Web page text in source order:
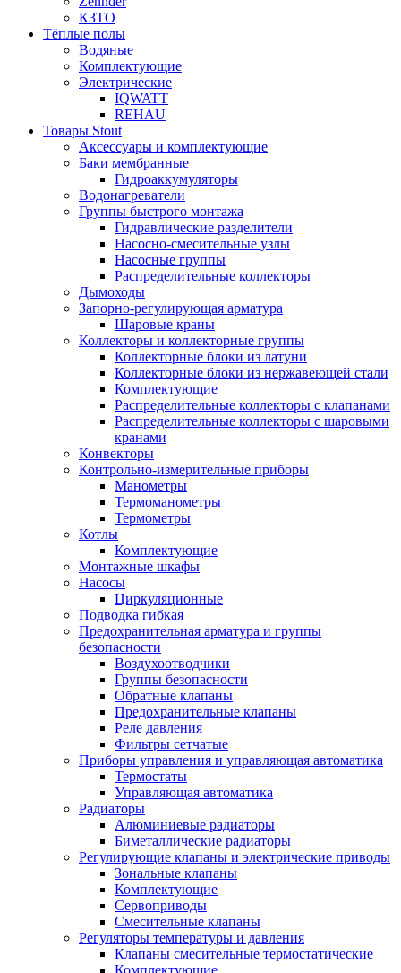
КЗТО
Тёплые полы
Водяные
Комплектующие
Электрические
IQWATT
REHAU
Товары Stout
Аксессуары и комплектующие
Баки мембранные
Гидроаккумуляторы
Водонагреватели
Группы быстрого монтажа
Гидравлические разделители
Насосно-смесительные узлы
Насосные группы
Распределительные коллекторы
Дымоходы
Запорно-регулирующая арматура
Шаровые краны
Коллекторы и коллекторные группы
Коллекторные блоки из латуни
Коллекторные блоки из нержавеющей стали
Комплектующие
Распределительные коллекторы с клапанами
Распределительные коллекторы с шаровыми
кранами
Конвекторы
Контрольно-измерительные приборы
Манометры
Термоманометры
Термометры
Котлы
Комплектующие
Монтажные шкафы
Насосы
Циркуляционные
Подводка гибкая
Предохранительная арматура и группы
безопасности
Воздухоотводчики
Группы безопасности
Обратные клапаны
Предохранительные клапаны
Реле давления
Фильтры сетчатые
Приборы управления и управляющая автоматика
Термостаты
Управляющая автоматика
Радиаторы
Алюминиевые радиаторы
Биметаллические радиаторы
Регулирующие клапаны и электрические приводы
Зональные клапаны
Комплектующие
Сервоприводы
Смесительные клапаны
Регуляторы температуры и давления
Клапаны смесительные термостатические
Комплектующие